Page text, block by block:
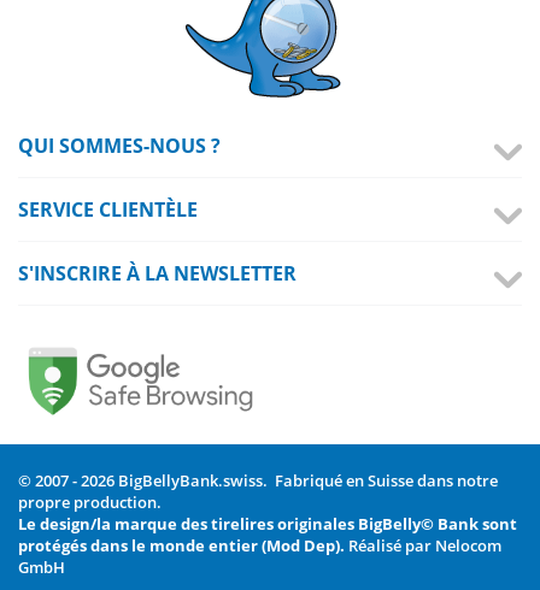
QUI SOMMES-NOUS ?
SERVICE CLIENTÈLE
S'INSCRIRE À LA NEWSLETTER
© 2007 - 2026 BigBellyBank.swiss. Fabriqué en Suisse dans notre
propre production.
Le design/la marque des tirelires originales BigBelly© Bank sont
protégés dans le monde entier (Mod Dep). Réalisé par Nelocom
GmbH